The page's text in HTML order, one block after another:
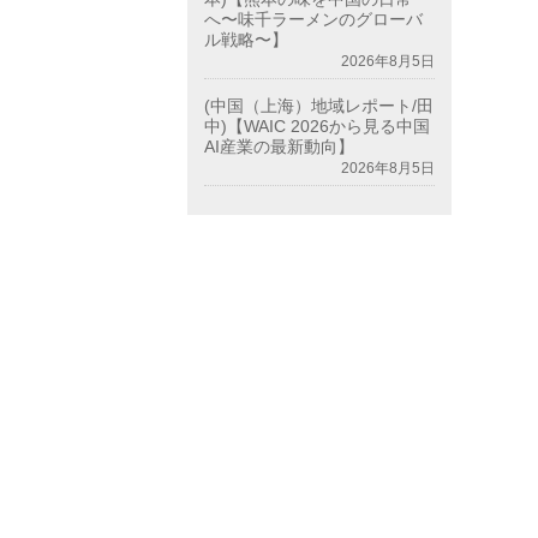
へ〜味千ラーメンのグローバ
ル戦略〜】
2026年8月5日
(中国（上海）地域レポート/田
中)【WAIC 2026から見る中国
AI産業の最新動向】
2026年8月5日